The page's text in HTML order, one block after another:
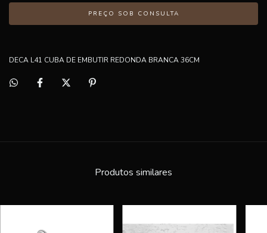
DECA L41 CUBA DE EMBUTIR REDONDA BRANCA 36CM
Produtos similares